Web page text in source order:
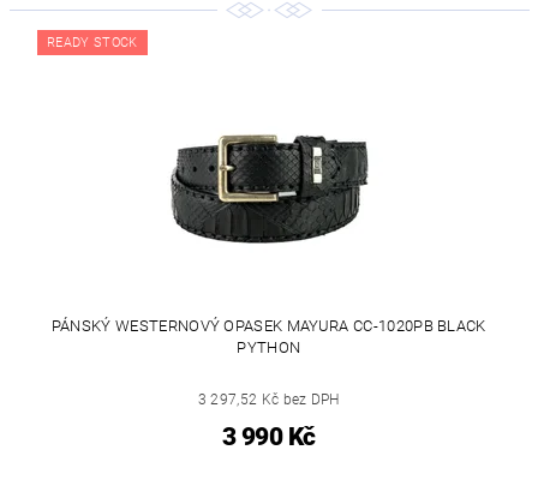
READY STOCK
PÁNSKÝ WESTERNOVÝ OPASEK MAYURA CC-1020PB BLACK
PYTHON
3 297,52 Kč bez DPH
3 990 Kč